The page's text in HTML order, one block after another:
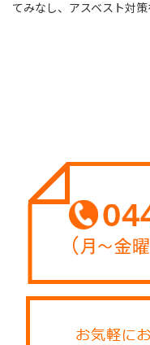
てみなし、アスベスト対